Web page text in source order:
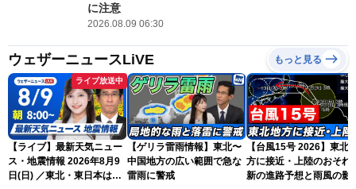
に注意
2026.08.09 06:30
ウェザーニュースLiVE もっと見る
ライブ放送中
【ライブ】最新天気ニュー
ス・地震情報 2026年8月9
日(日) ／東北・東日本は急
【ゲリラ雷雨情報】東北〜
中国地方の広い範囲で急な
雷雨に警戒
【台風15号 2026】東北
方に接近・上陸のおそれ
新の進路予想と雨風の影